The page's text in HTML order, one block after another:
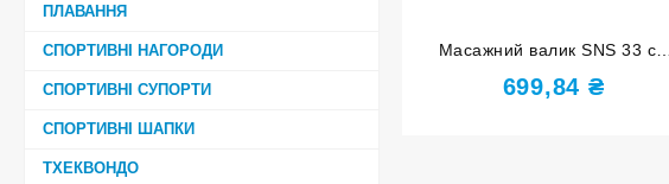
ПЛАВАННЯ
СПОРТИВНІ НАГОРОДИ
СПОРТИВНІ СУПОРТИ
СПОРТИВНІ ШАПКИ
ТХЕКВОНДО
Масажний валик SNS 33 см
світло-фіолетовий EVASX3-
purple-
699,84 ₴